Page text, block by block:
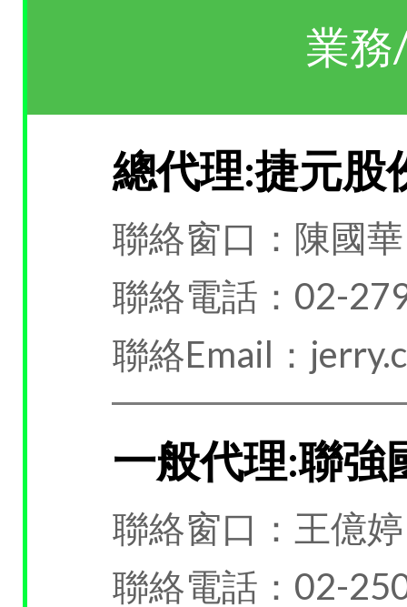
業務
總代理:捷元股
聯絡窗口：陳國華
聯絡電話：02-
聯絡Email：
一般代理:聯強
聯絡窗口：王億婷
聯絡電話：02-